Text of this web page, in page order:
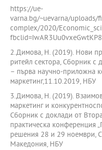
https://ue-
varna.bg/~uevarna/
complex/2020/
2.Димова, Н. (2019). Нови
ритейл сектора, Сборник с
– първа научно-приложна
маркетинг,11.10.2019, НБУ
3.Димова, Н. (2019).
маркетинг и
Сборник с доклади от
практическа конференция
решения 28 и 29 ноември,
Македония, НБУ